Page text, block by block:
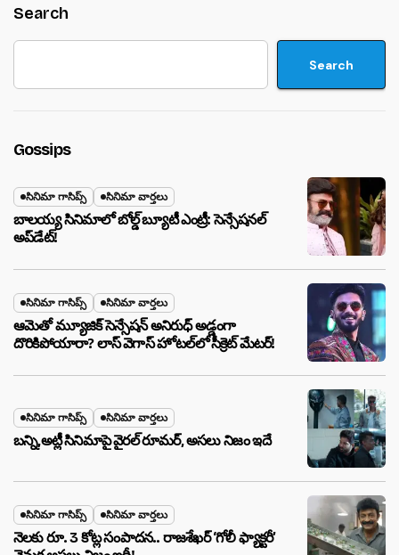
Search
Search
Gossips
సినిమా గాసిప్స్ సినిమా వార్తలు
బాలయ్య సినిమాలో బోల్డ్ బ్యూటీ ఎంట్రీ: సెన్సేషనల్
అప్‌డేట్!
సినిమా గాసిప్స్ సినిమా వార్తలు
ఆమెతో మ్యూజిక్ సెన్సేషన్ అనిరుధ్ అడ్డంగా
దొరికిపోయారా? లాస్ వెగాస్ హోటల్‌లో సీక్రెట్ మేటర్!
సినిమా గాసిప్స్ సినిమా వార్తలు
బన్ని,అట్లీ సినిమాపై వైరల్ రూమర్, అసలు నిజం ఇదే
సినిమా గాసిప్స్ సినిమా వార్తలు
నెలకు రూ. 3 కోట్ల సంపాదన.. రాజశేఖర్ ‘గోలీ ఫ్యాక్టరీ’